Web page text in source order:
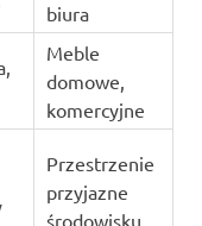
biura
Meble
domowe,
komercyjne
Przestrzenie
przyjazne
środowisku